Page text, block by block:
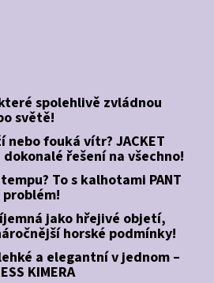
spolehlivě zvládnou
světě!
nebo fouká vítr? JACKET
dokonalé řešení na všechno!
To s kalhotami PANT
problém!
jako hřejivé objetí,
horské podmínky!
a elegantní v jednom –
KIMERA